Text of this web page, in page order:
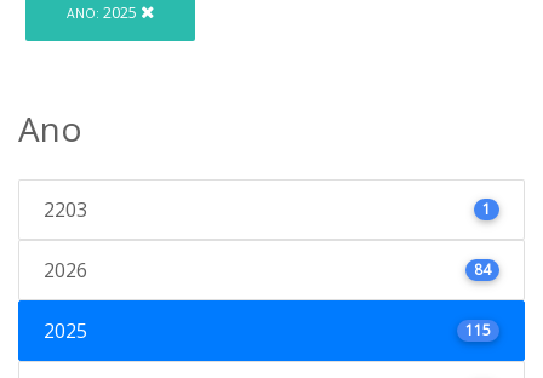
ANO: 2025
Ano
2203 1
2026 84
2025 115